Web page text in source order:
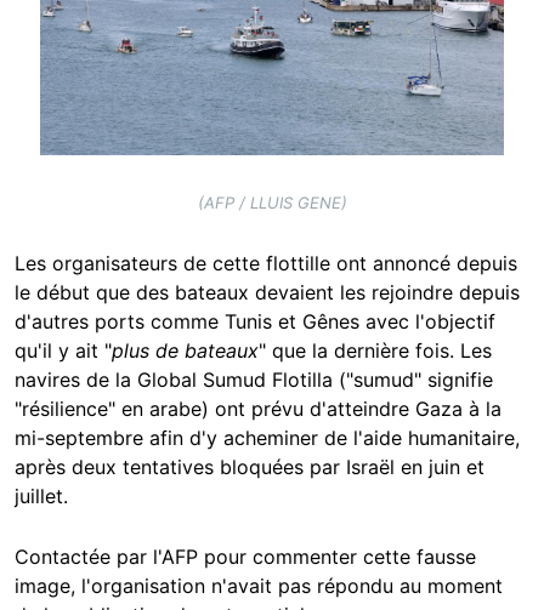
(AFP / LLUIS GENE)
Les organisateurs de cette flottille ont annoncé depuis
le début que des bateaux devaient les rejoindre depuis
d'autres ports comme Tunis et Gênes avec l'objectif
qu'il y ait "plus de bateaux" que la dernière fois. Les
navires de la Global Sumud Flotilla ("sumud" signifie
"résilience" en arabe) ont prévu d'atteindre Gaza à la
mi-septembre afin d'y acheminer de l'aide humanitaire,
après deux tentatives bloquées par Israël en juin et
juillet.
Contactée par l'AFP pour commenter cette fausse
image, l'organisation n'avait pas répondu au moment